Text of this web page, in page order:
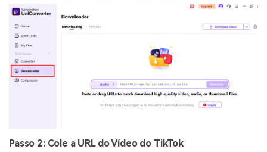
Passo 2: Cole a URL do Vídeo do TikTok